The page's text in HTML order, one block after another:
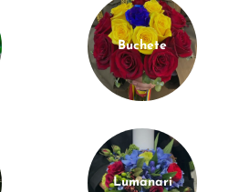
Buchete
Lumanari